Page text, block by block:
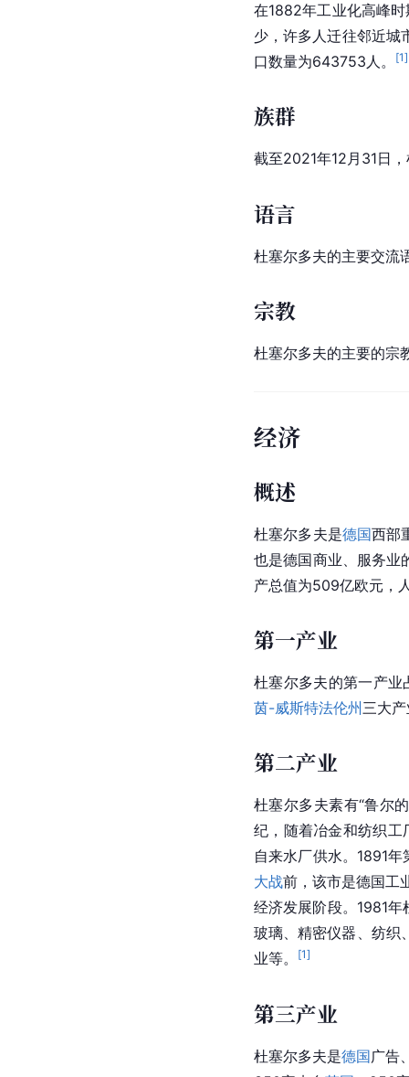
在1882年工业化高峰
少，许多人迁往邻近城
口数量为643753人。
[1]
族群
截至2021年12月31日
语言
杜塞尔多夫的主要交流
宗教
杜塞尔多夫的主要的宗
经济
概述
杜塞尔多夫是德国西部
也是德国商业、服务业
产总值为509亿欧元，
第一产业
杜塞尔多夫的第一产业
茵-威斯特法伦州三大
第二产业
杜塞尔多夫素有“鲁尔
纪，随着冶金和纺织
自来水厂供水。1891
大战前，该市是德国工
经济发展阶段。1981年
玻璃、精密仪器 、纺织
业等。
[1]
第三产业
杜塞尔多夫是德国广告